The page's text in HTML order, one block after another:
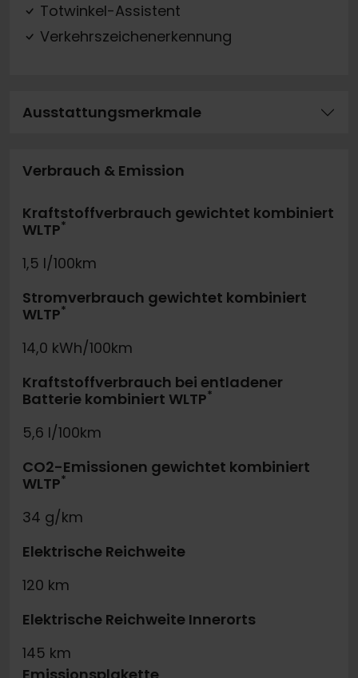
Totwinkel-Assistent
Verkehrszeichenerkennung
Ausstattungsmerkmale
Verbrauch & Emission
Kraftstoffverbrauch gewichtet kombiniert
WLTP*
1,5 l/100km
Stromverbrauch gewichtet kombiniert
WLTP*
14,0 kWh/100km
Kraftstoffverbrauch bei entladener
Batterie kombiniert WLTP*
5,6 l/100km
CO2-Emissionen gewichtet kombiniert
WLTP*
34 g/km
Elektrische Reichweite
120 km
Elektrische Reichweite Innerorts
145 km